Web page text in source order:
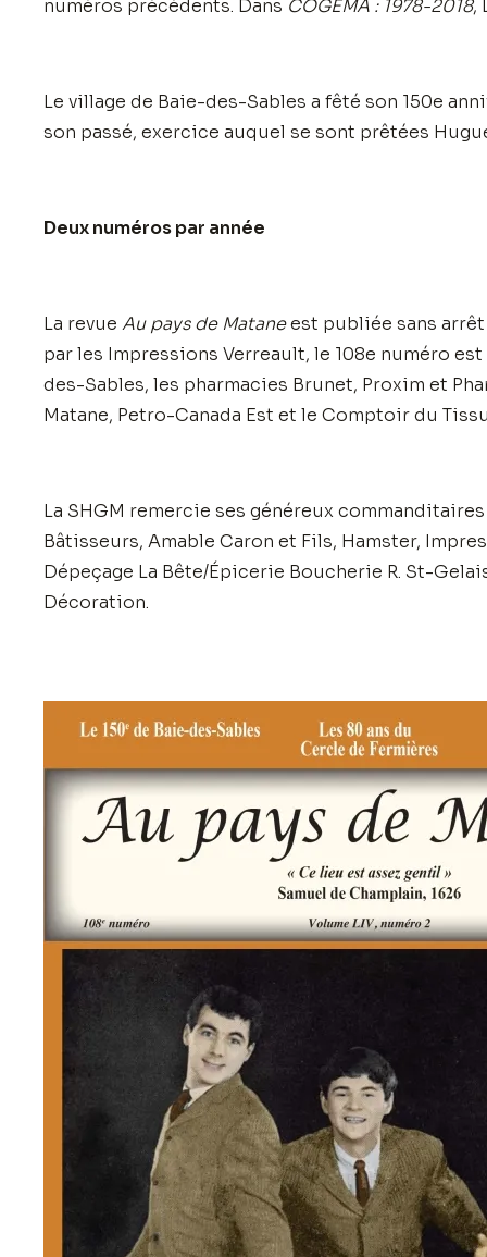
numéros précédents. Dans COGEMA : 1978-2018,
Le village de Baie-des-Sables a fêté son 150e
son passé, exercice auquel se sont prêtées
Deux numéros par année
La revue Au pays de Mataneest publiée sans arrêt
par les Impressions Verreault, le 108e numéro
des-Sables, les pharmacies Brunet, Proxim et
Matane, Petro-Canada Est et le Comptoir du
La SHGM remercie ses généreux
Bâtisseurs, Amable Caron et Fils, Hamster,
Dépeçage La Bête/Épicerie Boucherie R. St-
Décoration.